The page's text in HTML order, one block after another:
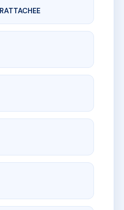
AC6699375
1 - MS3530